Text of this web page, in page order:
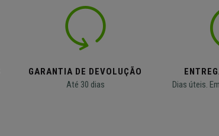
GARANTIA DE DEVOLUÇÃO
Até 30 dias
Dias úteis.